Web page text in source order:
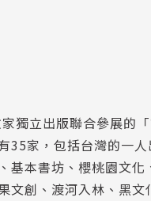
獨立出版聯合參展的
35家，包括台灣的一
基本書坊、櫻桃園文
文創、渡河入林、黑